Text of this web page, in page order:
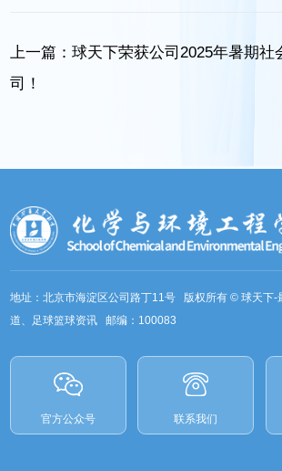
上一篇：球天下荣获公司2025年暑期社
司！
地址：北京市海淀区公司路丁11号 版权所有 © 球天下-
道、足球篮球资讯 邮编：100083
官方公众号 联系我们